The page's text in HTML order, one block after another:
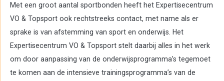
Met een groot aantal sportbonden heeft het Expertisecentrum
VO & Topsport ook rechtstreeks contact, met name als er
sprake is van afstemming van sport en onderwijs. Het
Expertisecentrum VO & Topsport stelt daarbij alles in het werk
om door aanpassing van de onderwijsprogramma’s tegemoet
te komen aan de intensieve trainingsprogramma’s van de